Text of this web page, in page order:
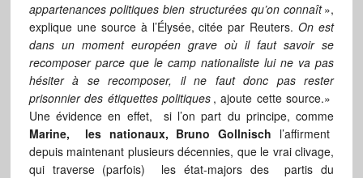
appartenances politiques bien structurées qu’on connaît»,
explique une source à l’Élysée, citée par Reuters.On est
dans un moment européen grave où il faut savoir se
recomposer parce que le camp nationaliste lui ne va pas
hésiter à se recomposer, il ne faut donc pas rester
prisonnier des étiquettes politiques , ajoute cette source.»
Une évidence en effet, si l’on part du principe, comme
Marine, les nationaux, Bruno Gollnisch l’affirment
depuis maintenant plusieurs décennies, que le vrai clivage,
qui traverse (parfois) les état-majors des partis du